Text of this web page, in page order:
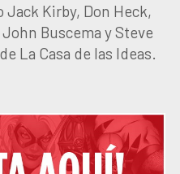
Kirby, Don Heck,
Buscema y Steve
La Casa de las Ideas.